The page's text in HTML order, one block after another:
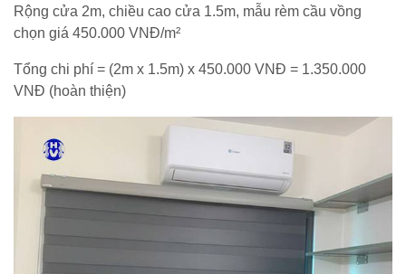
Rộng cửa 2m, chiều cao cửa 1.5m, mẫu rèm cầu vồng
chọn giá 450.000 VNĐ/m²
Tổng chi phí = (2m x 1.5m) x 450.000 VNĐ = 1.350.000
VNĐ (hoàn thiện)